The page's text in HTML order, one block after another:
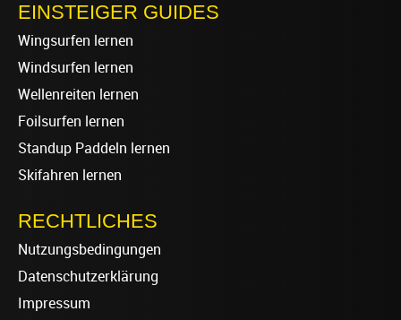
EINSTEIGER GUIDES
Wingsurfen lernen
Windsurfen lernen
Wellenreiten lernen
Foilsurfen lernen
Standup Paddeln lernen
Skifahren lernen
RECHTLICHES
Nutzungsbedingungen
Datenschutzerklärung
Impressum